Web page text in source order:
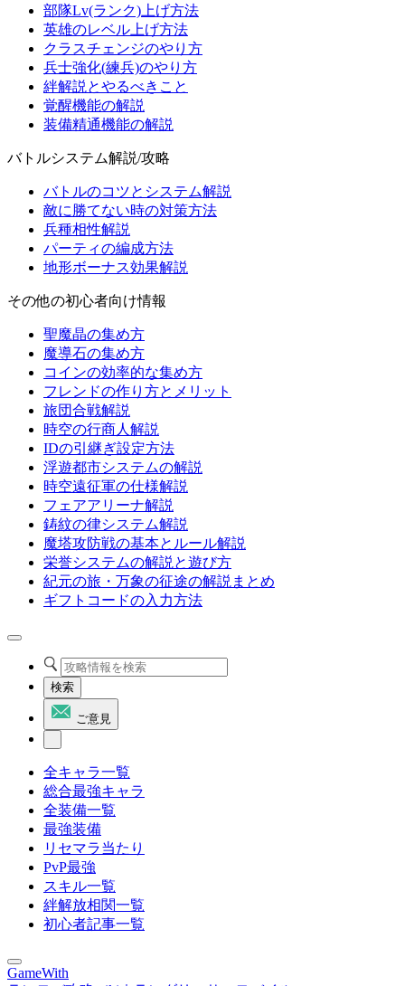
部隊Lv(ランク)上げ方法
英雄のレベル上げ方法
クラスチェンジのやり方
兵士強化(練兵)のやり方
絆解説とやるべきこと
覚醒機能の解説
装備精通機能の解説
バトルシステム解説/攻略
バトルのコツとシステム解説
敵に勝てない時の対策方法
兵種相性解説
パーティの編成方法
地形ボーナス効果解説
その他の初心者向け情報
聖魔晶の集め方
魔導石の集め方
コインの効率的な集め方
フレンドの作り方とメリット
旅団合戦解説
時空の行商人解説
IDの引継ぎ設定方法
浮遊都市システムの解説
時空遠征軍の仕様解説
フェアアリーナ解説
鋳紋の律システム解説
魔塔攻防戦の基本とルール解説
栄誉システムの解説と遊び方
紀元の旅・万象の征途の解説まとめ
ギフトコードの入力方法
検索
ご意見
全キャラ一覧
総合最強キャラ
全装備一覧
最強装備
リセマラ当たり
PvP最強
スキル一覧
絆解放相関一覧
初心者記事一覧
GameWith